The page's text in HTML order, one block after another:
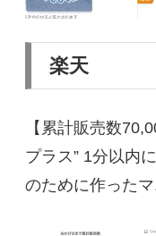
楽天
【累計販売数
プラス” 1分以内
のために作った